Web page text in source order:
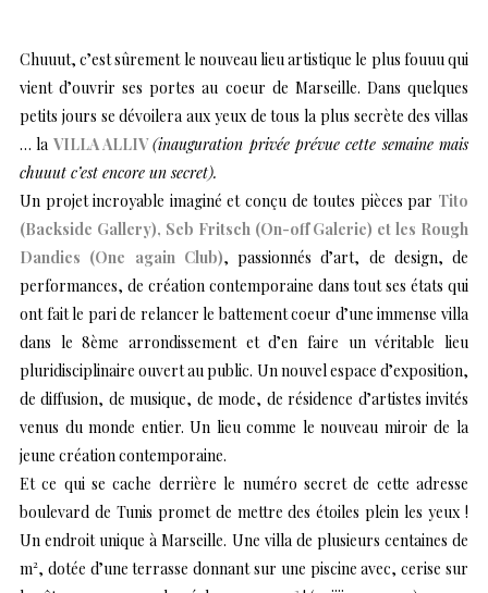
Chuuut, c’est sûrement le nouveau lieu artistique le plus fouuu qui
vient d’ouvrir ses portes au coeur de Marseille. Dans quelques
petits jours se dévoilera aux yeux de tous la plus secrète des villas
… la VILLA ALLIV (inauguration privée prévue cette semaine mais
chuuut c’est encore un secret).
Un projet incroyable imaginé et conçu de toutes pièces par Tito
(Backside Gallery), Seb Fritsch (On-off Galerie) et les Rough
Dandies (One again Club), passionnés d’art, de design, de
performances, de création contemporaine dans tout ses états qui
ont fait le pari de relancer le battement coeur d’une immense villa
dans le 8ème arrondissement et d’en faire un véritable lieu
pluridisciplinaire ouvert au public. Un nouvel espace d’exposition,
de diffusion, de musique, de mode, de résidence d’artistes invités
venus du monde entier. Un lieu comme le nouveau miroir de la
jeune création contemporaine.
Et ce qui se cache derrière le numéro secret de cette adresse
boulevard de Tunis promet de mettre des étoiles plein les yeux !
Un endroit unique à Marseille. Une villa de plusieurs centaines de
m², dotée d’une terrasse donnant sur une piscine avec, cerise sur